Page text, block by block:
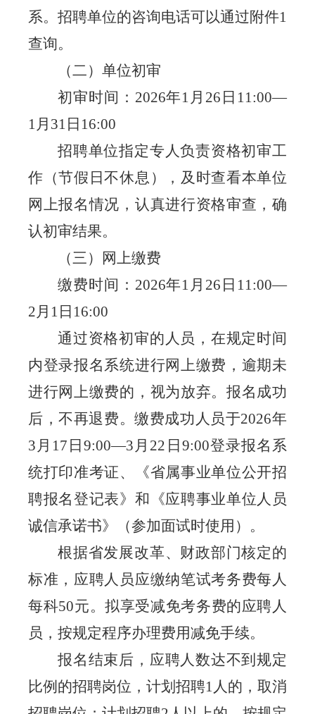
系。招聘单位的咨询电话可以通过附件1
查询。
（二）单位初审
初审时间： 2026年1 月 26 日 11:00—
1月 31 日 16:00
招聘单位指定专人负责资格初审工
作（节假日不休息），及时查看本单位
网上报名情况，认真进行资格审查，确
认初审结果。
（三）网上缴费
缴费时间： 2026年1 月 26 日 11:00—
2月 1 日 16:00
通过资格初审的人员，在规定时间
内登录报名系统进行网上缴费，逾期未
进行网上缴费的，视为放弃。报名成功
后，不再退费。缴费成功人员于2026年
3 月 17 日9:00—3 月 22 日 9:00登录报名系
统打印准考证、《省属事业单位公开招
聘报名登记表》和《应聘事业单位人员
诚信承诺书》（参加面试时使用）。
根据省发展改革、财政部门核定的
标准，应聘人员应缴纳笔试考务费每人
每科50元。拟享受减免考务费的应聘人
员，按规定程序办理费用减免手续。
报名结束后，应聘人数达不到规定
比例的招聘岗位，计划招聘1人的，取消